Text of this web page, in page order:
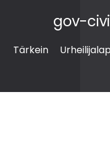
gov-
Tärkein